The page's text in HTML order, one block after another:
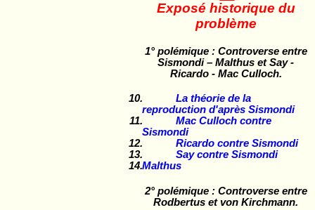
Exposé historique du
problème
1° polémique : Controverse entre
Sismondi – Malthus et Say -
Ricardo - Mac Culloch.
La théorie de la
reproduction d'après Sismondi
Mac Culloch contre
Sismondi
Ricardo contre Sismondi
Say contre Sismondi
Malthus
2° polémique : Controverse entre
Rodbertus et von Kirchmann.